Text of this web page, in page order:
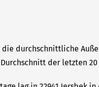
die durchschnittliche
der letzten 20